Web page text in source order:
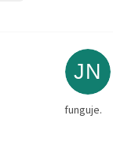
JN
funguje.